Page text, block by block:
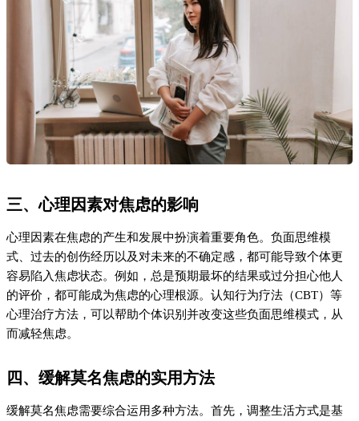
三、心理因素对焦虑的影响
心理因素在焦虑的产生和发展中扮演着重要角色。负面思维模
式、过去的创伤经历以及对未来的不确定感，都可能导致个体更
容易陷入焦虑状态。例如，总是预期最坏的结果或过分担心他人
的评价，都可能成为焦虑的心理根源。认知行为疗法（CBT）等
心理治疗方法，可以帮助个体识别并改变这些负面思维模式，从
而减轻焦虑。
四、缓解莫名焦虑的实用方法
缓解莫名焦虑需要综合运用多种方法。首先，调整生活方式是基